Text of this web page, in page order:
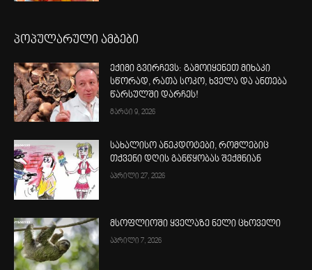
პოპულარული ამბები
ექიმი გვირჩევს: გამოიყენეთ მიხაკი
სწორად, რათა სოკო, ხველა და ანთება
წარსულში დარჩეს!
მარტი 9, 2026
სახალისო ანეკდოტები, რომლებიც
თქვენი დღის განწყობას შექმნიან
აპრილი 27, 2026
მსოფლიოში ყველაზე ნელი ცხოველი
აპრილი 7, 2026